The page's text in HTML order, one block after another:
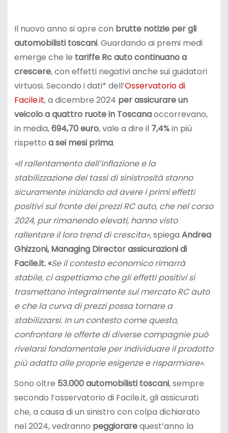
Il nuovo anno si apre con brutte notizie per gli
automobilisti toscani. Guardando ai premi medi
emerge che le tariffe Rc auto continuano a
crescere, con effetti negativi anche sui guidatori
virtuosi. Secondo i dati* dell’Osservatorio di
Facile.it, a dicembre 2024 per assicurare un
veicolo a quattro ruote in Toscanaoccorrevano,
in media,694,70 euro, vale a dire il 7,4%in più
rispetto a sei mesi prima.
«Il rallentamento dell’inflazione e la
stabilizzazione dei tassi di sinistrosità stanno
sicuramente iniziando ad avere i primi effetti
positivi sul fronte dei prezzi RC auto, che nel corso
2024, pur rimanendo elevati, hanno visto
rallentare il loro trend di crescita»,spiega Andrea
Ghizzoni, Managing Director assicurazioni di
Facile.it.«Se il contesto economico rimarrà
stabile, ci aspettiamo che gli effetti positivi si
trasmettano integralmente sul mercato RC auto
e che la curva di prezzi possa tornare a
stabilizzarsi. In un contesto come questo,
confrontare le offerte di diverse compagnie può
rivelarsi fondamentale per individuare il prodotto
più adatto alle proprie esigenze e risparmiare».
Sono oltre 53.000 automobilisti toscani, sempre
secondo l’osservatorio di Facile.it, gli assicurati
che, a causa di un sinistro con colpa dichiarato
nel 2024, vedranno peggiorarequest’anno la